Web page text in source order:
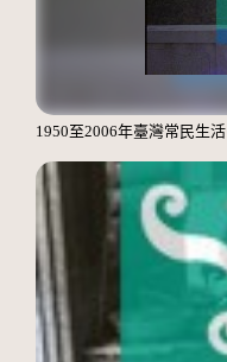
1950至2006年臺灣常民生活